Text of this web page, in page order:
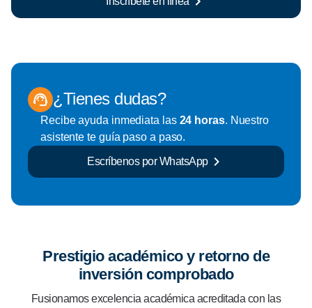
¿Tienes dudas?
Recibe ayuda inmediata las 24 horas. Nuestro
asistente te guía paso a paso.
Escríbenos por WhatsApp
Prestigio académico y retorno de
inversión comprobado
Fusionamos excelencia académica acreditada con las